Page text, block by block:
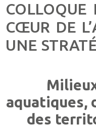
COLLOQUE
CŒUR DE
UNE
aquatiques,
des